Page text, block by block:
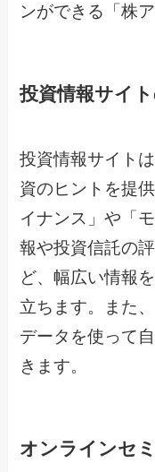
ンができる「株
投資情報サイ
投資情報サイト
資のヒントを提
イナンス」や「
報や投資信託の
ど、幅広い情報
立ちます。また
データを使って
きます。
オンラインセ